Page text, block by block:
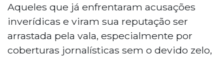
Aqueles que já enfrentaram acusações
inverídicas e viram sua reputação ser
arrastada pela vala, especialmente por
coberturas jornalísticas sem o devido zelo,